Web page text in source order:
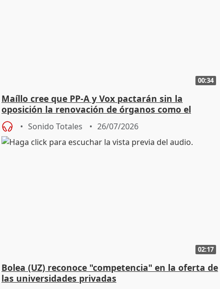
00:34
Maíllo cree que PP-A y Vox pactarán sin la
oposición la renovación de órganos como el
Defensor
Sonido Totales 26/07/2026
02:17
Bolea (UZ) reconoce "competencia" en la oferta de
las universidades privadas